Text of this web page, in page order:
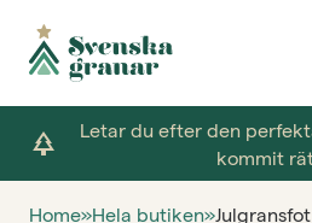
park
Letar du efter den
kommit
Home»Hela butiken»